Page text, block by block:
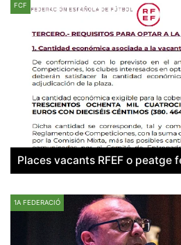
FCF
Places vacants RFEF o peatge
1A FEDERACIÓ